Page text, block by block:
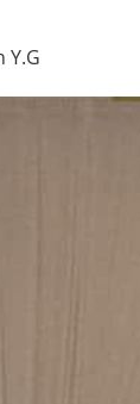
Y.G